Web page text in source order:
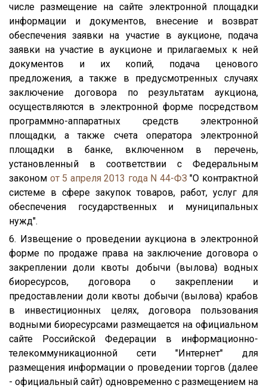
числе размещение на сайте электронной площадки
информации и документов, внесение и возврат
обеспечения заявки на участие в аукционе, подача
заявки на участие в аукционе и прилагаемых к ней
документов и их копий, подача ценового
предложения, а также в предусмотренных случаях
заключение договора по результатам аукциона,
осуществляются в электронной форме посредством
программно-аппаратных средств электронной
площадки, а также счета оператора электронной
площадки в банке, включенном в перечень,
установленный в соответствии с Федеральным
законом от 5 апреля 2013 года N 44-ФЗ "О контрактной
системе в сфере закупок товаров, работ, услуг для
обеспечения государственных и муниципальных
нужд".
6. Извещение о проведении аукциона в электронной
форме по продаже права на заключение договора о
закреплении доли квоты добычи (вылова) водных
биоресурсов, договора о закреплении и
предоставлении доли квоты добычи (вылова) крабов
в инвестиционных целях, договора пользования
водными биоресурсами размещается на официальном
сайте Российской Федерации в информационно-
телекоммуникационной сети "Интернет" для
размещения информации о проведении торгов (далее
- официальный сайт) одновременно с размещением на